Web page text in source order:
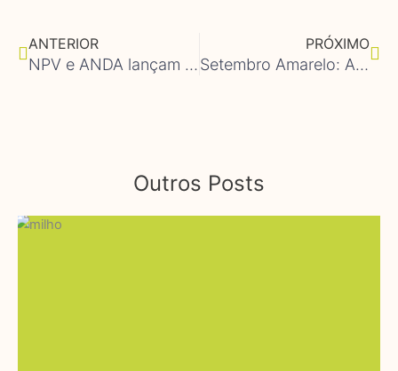
ANTERIOR
NPV e ANDA lançam curso básico sobre fertilizantes
PRÓXIMO
Setembro Amarelo: Alimentação e Saúde Mental
Outros Posts